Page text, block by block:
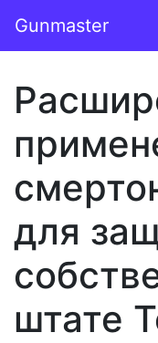
Основная
Gunmaster
для
штате